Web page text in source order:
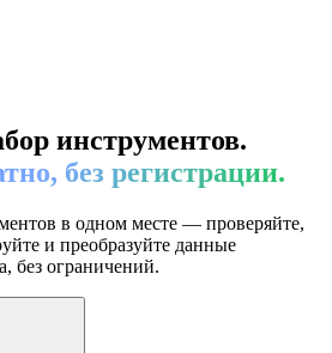
инструментов.
без регистрации.
в одном месте — проверяйте,
и преобразуйте данные
без ограничений.